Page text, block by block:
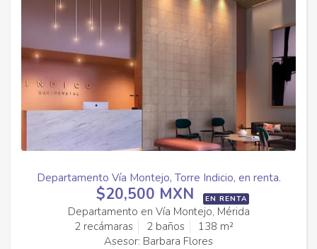
Departamento Vía Montejo, Torre Indicio, en renta.
$20,500 MXN EN RENTA
Departamento en Vía Montejo, Mérida
2 recámaras
2 baños
138 m²
Asesor: Barbara Flores